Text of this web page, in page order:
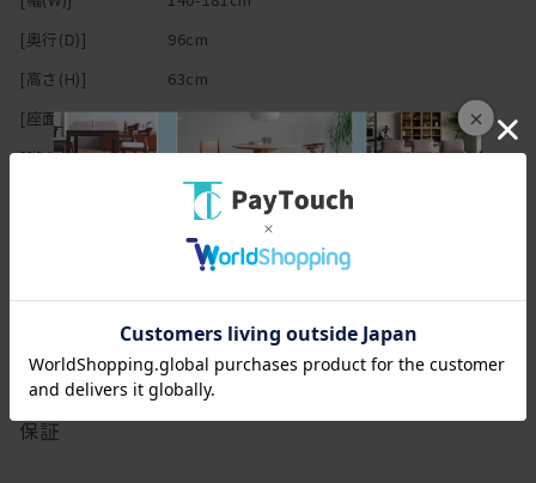
×
ご希望の方はご相談ください。
モノトーンが効いたモダンなお部屋でも、
木材をたっぷり使ったナチュラルなお部屋でも、
幅広く合わせやすく、きっとあなたのお部屋にも合わせられるは
[奥行(D)]
96cm
[高さ(H)]
63cm
[座面高さ(SH)]
37cm
[脚の高さ]
5cm
高密度ウレタン,ポケットコイルスプリング
全体的にかため
クッションカバー取り外し可
ウォッシャブル
ドライクリーニング
保証